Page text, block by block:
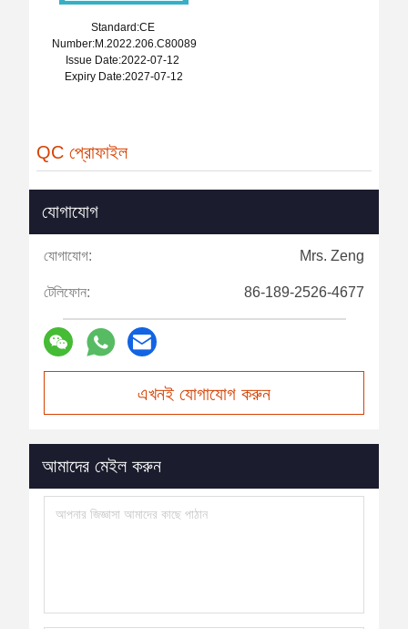
Standard:CE
Number:M.2022.206.C80089
Issue Date:2022-07-12
Expiry Date:2027-07-12
QC প্রোফাইল
যোগাযোগ
যোগাযোগ: Mrs. Zeng
টেলিফোন: 86-189-2526-4677
এখনই যোগাযোগ করুন
আমাদের মেইল ​​করুন